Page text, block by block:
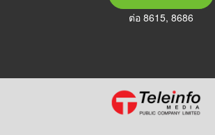
ต่อ 8615, 8686